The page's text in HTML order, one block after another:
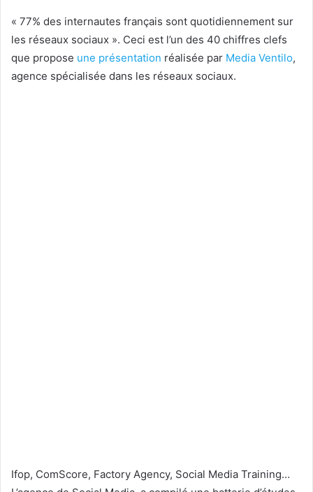
« 77% des internautes français sont quotidiennement sur
les réseaux sociaux ». Ceci est l’un des 40 chiffres clefs
que propose une présentation réalisée par Media Ventilo,
agence spécialisée dans les réseaux sociaux.
Ifop, ComScore, Factory Agency, Social Media Training…